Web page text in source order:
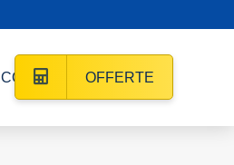
CONTACT OFFERTE